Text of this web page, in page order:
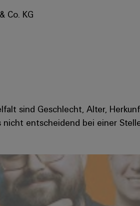
Co. KG
sind Geschlecht, Alter,
entscheidend bei einer